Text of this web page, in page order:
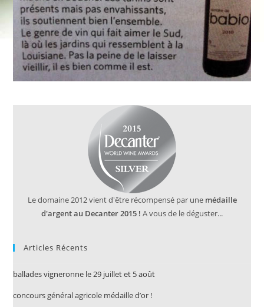
Le domaine 2012 vient d'être récompensé par une médaille
d'argent au Decanter 2015 ! A vous de le déguster...
Articles Récents
ballades vigneronne le 29 juillet et 5 août
concours général agricole médaille d’or !